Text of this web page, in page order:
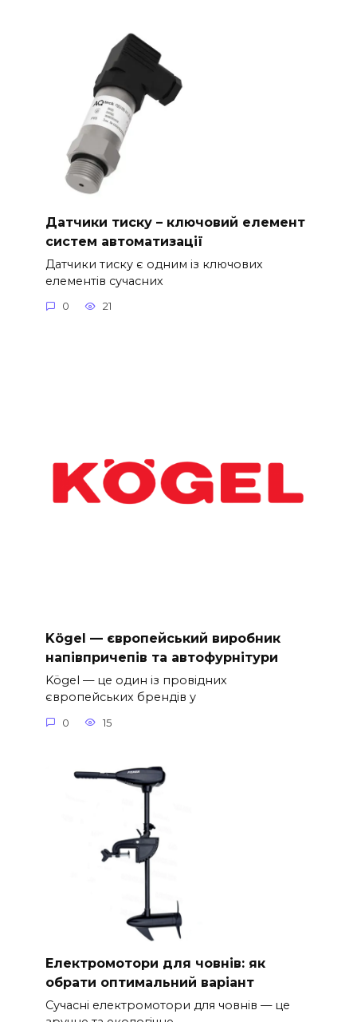
Датчики тиску – ключовий елемент
систем автоматизації
Датчики тиску є одним із ключових
елементів сучасних
0 21
Kögel — європейський виробник
напівпричепів та автофурнітури
Kögel — це один із провідних
європейських брендів у
0 15
Електромотори для човнів: як
обрати оптимальний варіант
Сучасні електромотори для човнів — це